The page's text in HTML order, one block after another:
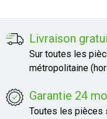
Livraison
Sur toutes les
métropolitaine
Garantie 24
Toutes les pièces